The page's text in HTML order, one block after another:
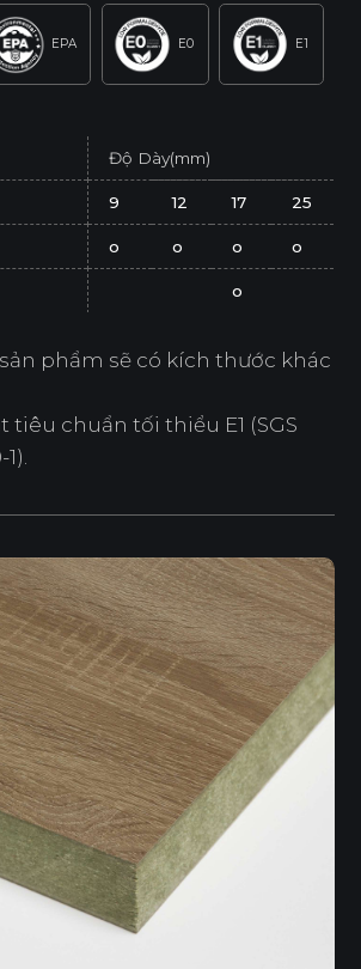
EPA E0 E1
Độ Dày(mm)
9 12 17 25
o o o o
o
phẩm sẽ có kích thước khác
tiêu chuẩn tối thiểu E1 (SGS